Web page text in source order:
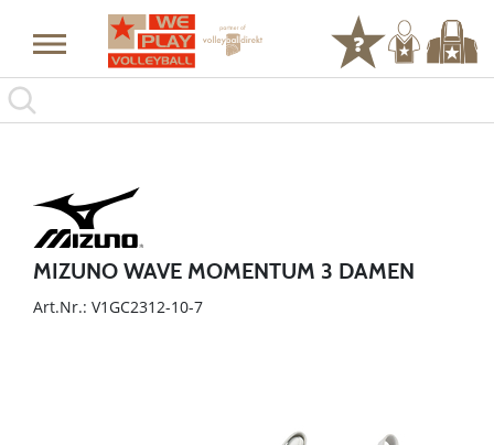
MIZUNO WAVE MOMENTUM 3 DAMEN
Art.Nr.: V1GC2312-10-7